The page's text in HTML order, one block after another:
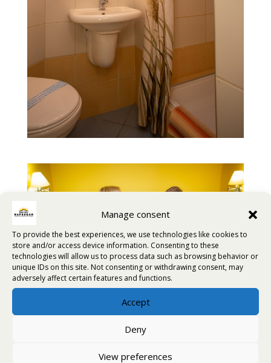
Manage consent
To provide the best experiences, we use technologies like cookies to
store and/or access device information. Consenting to these
technologies will allow us to process data such as browsing behavior or
unique IDs on this site. Not consenting or withdrawing consent, may
adversely affect certain features and functions.
Accept
Deny
View preferences